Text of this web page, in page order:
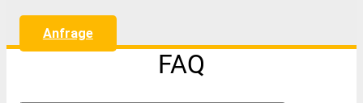
Anfrage
FAQ